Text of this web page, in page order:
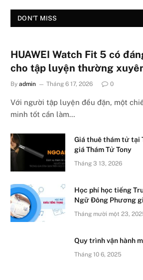
DON'T MISS
HUAWEI Watch Fit 5 có
cho tập luyện thường
By admin Tháng 6 17, 2026 0
Với người tập luyện đều đặn, một
minh tốt cần làm…
Giá thuê thám tử tại
giá Thám Tử Tony
Tháng 3 13, 2026
Học phí học tiếng
Ngữ Đông Phương
Tháng mười một 23,
Quy trình vận hành
Tháng 10 6, 2025